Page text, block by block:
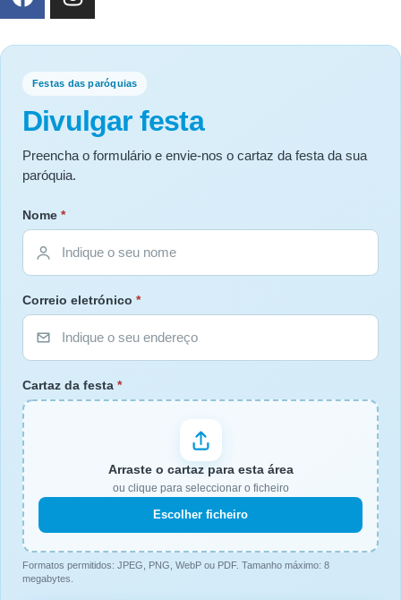
Festas das paróquias
Divulgar festa
Preencha o formulário e envie-nos o cartaz da festa da sua
paróquia.
Nome *
Correio eletrónico *
Cartaz da festa *
Arraste o cartaz para esta área
ou clique para seleccionar o ficheiro
Escolher ficheiro
Formatos permitidos: JPEG, PNG, WebP ou PDF. Tamanho máximo: 8
megabytes.